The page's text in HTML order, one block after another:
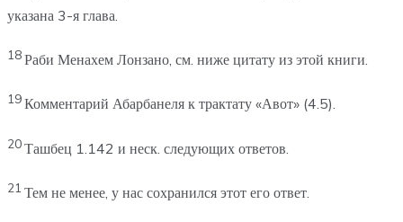
указана 3-я глава.
18Раби Менахем Лонзано, см. ниже цитату из этой книги.
19Комментарий Абарбанеля к трактату «Авот» (4.5).
20Ташбец 1.142 и неск. следующих ответов.
21 Тем не менее, у нас сохранился этот его ответ.